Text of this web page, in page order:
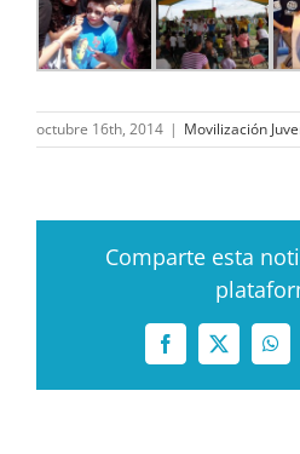
octubre 16th, 2014 | Movilización
Comparte esta
Facebook
X